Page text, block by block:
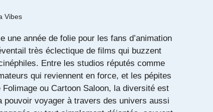
Vibes
une année de folie pour les fans d’animation
très éclectique de films qui buzzent
Entre les studios réputés comme
qui reviennent en force, et les pépites
Folimage ou Cartoon Saloon, la diversité est
pouvoir voyager à travers des univers aussi